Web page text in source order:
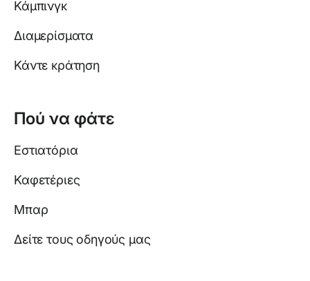
Κάμπινγκ
Διαμερίσματα
Κάντε κράτηση
Πού να φάτε
Εστιατόρια
Καφετέριες
Μπαρ
Δείτε τους οδηγούς μας